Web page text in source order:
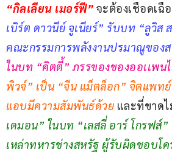
“กิลเลียน เมอร์ฟี” จะต้องเชือดเ
เบิร์ต ดาวนีย์ จูเนียร์” รับบท “ลูวิส
คณะกรรมการพลังงานปรมาณูของ
ในบท “คิตตี้” ภรรของของออเเพนไ
พิวจ์” เป็น “จีน แม็ตล็อก” จิตแพท
แอบมีความสัมพันธ์ด้วย และที่ขาดไ
เดมอน” ในบท “เลสลี่ อาร์ โกรฟส์
เหล่าทหารช่างสหรัฐ ผู้รับผิดชอบโค